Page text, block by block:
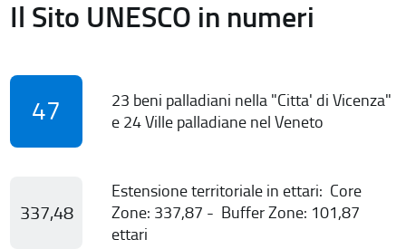
Il Sito UNESCO in numeri
47
23 beni palladiani nella "Citta' di Vicenza"
e 24 Ville palladiane nel Veneto
337,48
Estensione territoriale in ettari: Core
Zone: 337,87 - Buffer Zone: 101,87
ettari